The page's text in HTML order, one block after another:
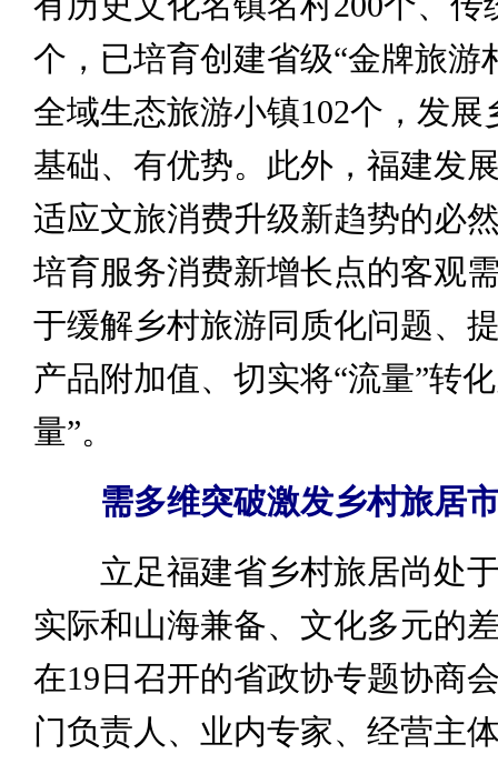
个，已培育创建省级“金牌旅游
全域生态旅游小镇102个，发展
基础、有优势。此外，福建发
适应文旅消费升级新趋势的必
培育服务消费新增长点的客观
于缓解乡村旅游同质化问题、
产品附加值、切实将“流量”转
量”。
需多维突破激发乡村旅居
立足福建省乡村旅居尚处于
实际和山海兼备、文化多元的
在19日召开的省政协专题协商
门负责人、业内专家、经营主